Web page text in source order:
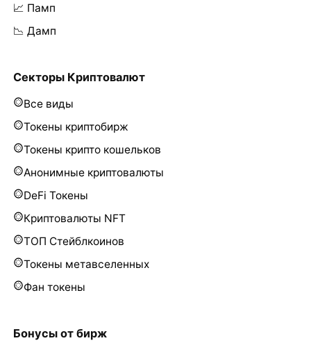
📈 Памп
📉 Дамп
Секторы Криптовалют
Все виды
Токены криптобирж
Токены крипто кошельков
Анонимные криптовалюты
DeFi Токены
Криптовалюты NFT
ТОП Стейблкоинов
Токены метавселенных
Фан токены
Бонусы от бирж